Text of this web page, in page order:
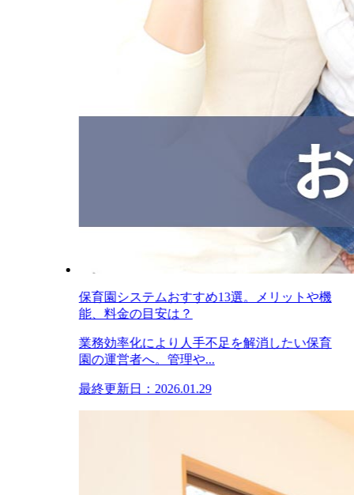
保育園システムおすすめ13選。メリットや機
能、料金の目安は？
業務効率化により人手不足を解消したい保育
園の運営者へ。管理や...
最終更新日：2026.01.29